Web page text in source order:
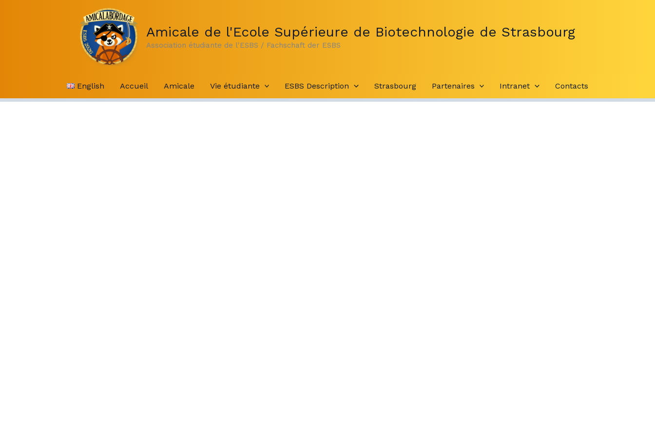
Amicale de l'Ecole Supérieure de Biotechnologie de Strasbourg
Association étudiante de l'ESBS / Fachschaft der ESBS
English Accueil Amicale Vie étudiante ESBS Description Strasbourg Partenaires Intranet Contacts